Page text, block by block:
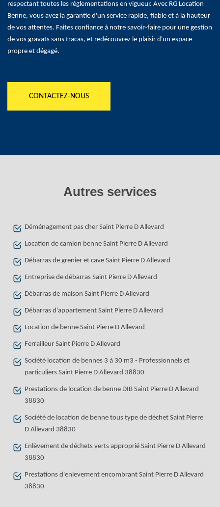
respectant toutes les réglementations en vigueur. Avec RG Location
Benne, vous avez la garantie d'un service rapide, fiable et à la hauteur
de vos attentes. Faites confiance à notre savoir-faire pour une gestion
de vos gravats sans tracas, et redécouvrez le plaisir d'un espace
propre et dégagé.
CONTACTEZ-NOUS
Autres services
Déménagement pas cher Saint Pierre D Allevard
Location de camion benne Saint Pierre D Allevard
Débarras de grenier et cave Saint Pierre D Allevard
Entreprise de débarras Saint Pierre D Allevard
Débarras de maison Saint Pierre D Allevard
Débarras d'appartement Saint Pierre D Allevard
Location de benne Saint Pierre D Allevard
Ferrailleur Saint Pierre D Allevard
Société location de bennes 3 à 30 m3 - Professionnels et
particuliers Saint Pierre D Allevard 38830
Prestations de location de benne DIB Saint Pierre D Allevard
38830
Société de location de benne tous type de déchet Saint Pierre
D Allevard 38830
Enlèvement de déchets verts approprié Saint Pierre D Allevard
38830
Prestations d'enlevement encombrant Saint Pierre D Allevard
38830